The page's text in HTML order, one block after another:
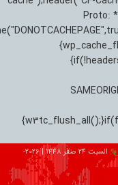
Proto:
السبت 24 صفر 1448 |
2026-